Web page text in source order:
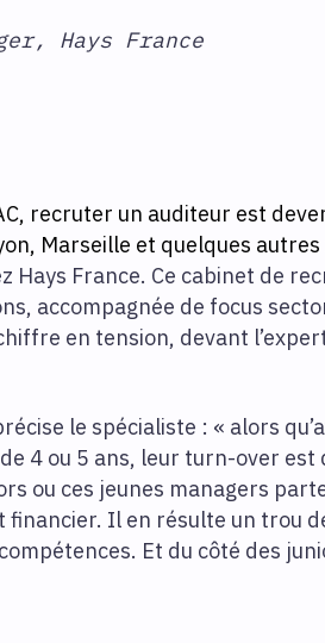
Hays France
recruter un auditeur est
Marseille et quelques autres
Hays France. Ce cabinet de
accompagnée de focus
en tension, devant
le spécialiste : « alors
4 ou 5 ans, leur turn-over est
ou ces jeunes managers
financier. Il en résulte un trou
Et du côté des